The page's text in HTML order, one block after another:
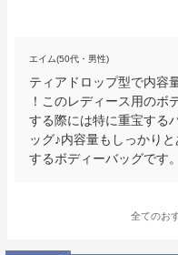
エイム(50代・男性)
ティアドロップ型で内容
！このレディース用のボ
する際には特に重宝する
ッグ♪内容量もしっかり
するボディーバッグです。
全てのお